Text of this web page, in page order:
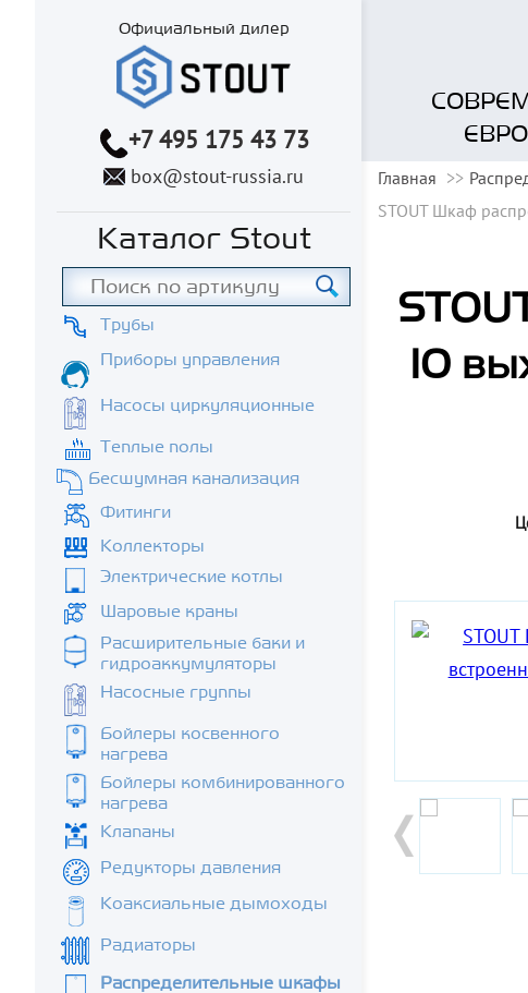
Официальный дилер
+7 495 175 43 73
box@stout-russia.ru
Каталог Stout
Трубы
Приборы управления
Насосы циркуляционные
Теплые полы
Бесшумная канализация
Фитинги
Коллекторы
Электрические котлы
Шаровые краны
Расширительные баки и
гидроаккумуляторы
Насосные группы
Бойлеры косвенного
нагрева
Бойлеры комбинированного
нагрева
Клапаны
Редукторы давления
Коаксиальные дымоходы
Радиаторы
Распределительные шкафы
Главная
STOUT Шкаф
10